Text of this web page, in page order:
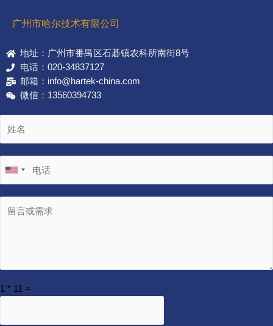
广州市哈尔技术有限公司
地址：广州市番禺区石碁镇农科所南街8号
电话：020-34837127
邮箱：info@hartek-china.com
微信：13560394733
1 * 11 =